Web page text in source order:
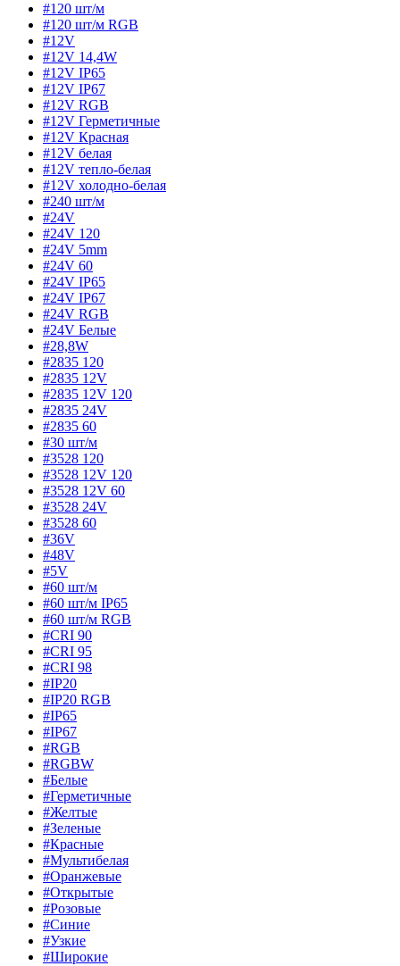
#120 шт/м
#120 шт/м RGB
#12V
#12V 14,4W
#12V IP65
#12V IP67
#12V RGB
#12V Герметичные
#12V Красная
#12V белая
#12V тепло-белая
#12V холодно-белая
#240 шт/м
#24V
#24V 120
#24V 5mm
#24V 60
#24V IP65
#24V IP67
#24V RGB
#24V Белые
#28,8W
#2835 120
#2835 12V
#2835 12V 120
#2835 24V
#2835 60
#30 шт/м
#3528 120
#3528 12V 120
#3528 12V 60
#3528 24V
#3528 60
#36V
#48V
#5V
#60 шт/м
#60 шт/м IP65
#60 шт/м RGB
#CRI 90
#CRI 95
#CRI 98
#IP20
#IP20 RGB
#IP65
#IP67
#RGB
#RGBW
#Белые
#Герметичные
#Желтые
#Зеленые
#Красные
#Мультибелая
#Оранжевые
#Открытые
#Розовые
#Синие
#Узкие
#Широкие